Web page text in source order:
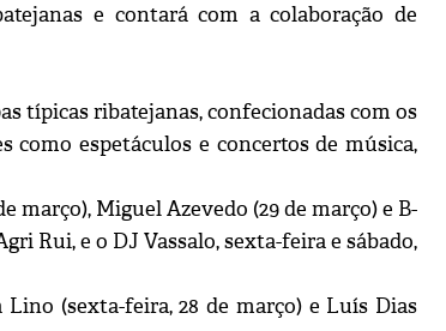
e contará com a colaboração de
típicas ribatejanas, confecionadas com os
como espetáculos e concertos de música,
março), Miguel Azevedo (29 de março) e B-
Rui, e o DJ Vassalo, sexta-feira e sábado,
(sexta-feira, 28 de março) e Luís Dias